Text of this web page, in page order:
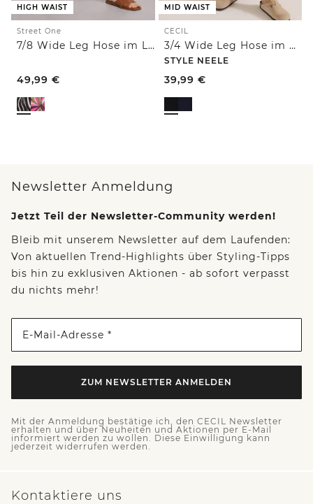
HIGH WAIST
Street One
7/8 Wide Leg Hose im Loose Fit
49,99 €
MID WAIST
CECIL
3/4 Wide Leg Hose im Casual Fit
STYLE NEELE
39,99 €
Newsletter Anmeldung
Jetzt Teil der Newsletter-Community werden!
Bleib mit unserem Newsletter auf dem Laufenden:
Von aktuellen Trend-Highlights über Styling-Tipps
bis hin zu exklusiven Aktionen - ab sofort verpasst
du nichts mehr!
E-Mail-Adresse *
ZUM NEWSLETTER ANMELDEN
Mit der Anmeldung bestätige ich, den CECIL Newsletter
erhalten und über Neuheiten und Aktionen per E-Mail
informiert werden zu wollen. Diese Einwilligung kann
jederzeit widerrufen werden.
Kontaktiere uns